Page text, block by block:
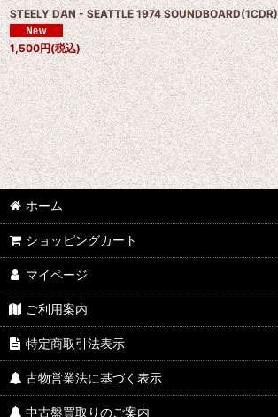
STEELY DAN - SEATTLE 1974 SOUNDBOARD(1CDR)
1,500円(税込)
ホーム
ショッピングカート
マイページ
ご利用案内
特定商取引法表示
古物営業法に基づく表示
中古盤買取りのご案内